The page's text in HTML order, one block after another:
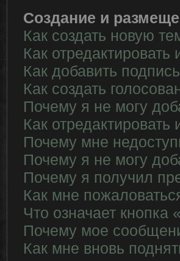
Создание и
Как создать новую
Как
Как добавить
Как создать
Почему я не могу
Как
Почему мне
Почему я не могу
Почему я получил
Как мне
Что означает
Почему мое
Как мне вновь